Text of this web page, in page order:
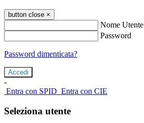
button close ×
Nome Utente
Password
Password dimenticata?
-
Entra con SPID Entra con CIE
Seleziona utente